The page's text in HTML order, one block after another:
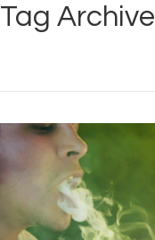
Tag Archive